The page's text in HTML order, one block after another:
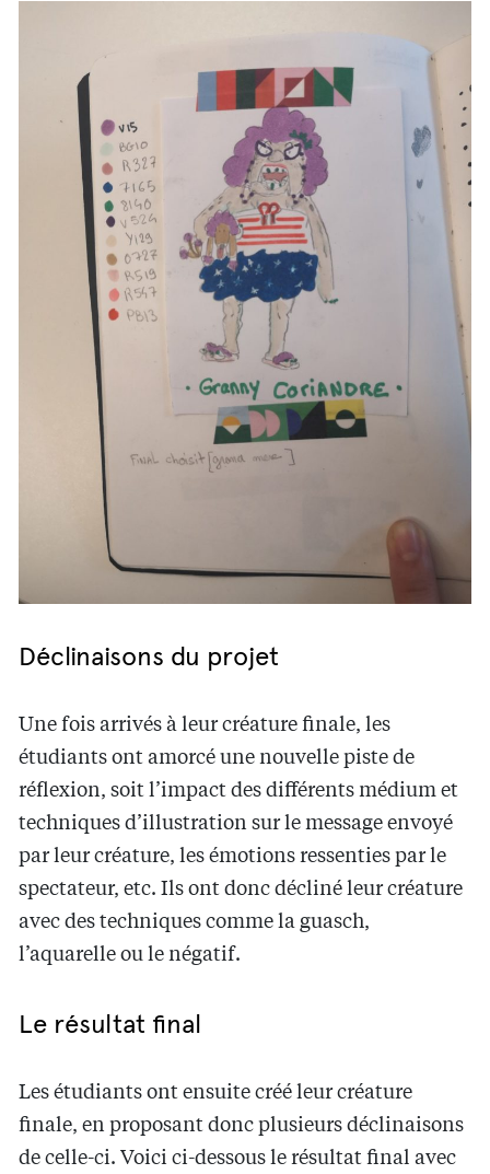
Déclinaisons du projet
Une fois arrivés à leur créature finale, les
étudiants ont amorcé une nouvelle piste de
réflexion, soit l’impact des différents médium et
techniques d’illustration sur le message envoyé
par leur créature, les émotions ressenties par le
spectateur, etc. Ils ont donc décliné leur créature
avec des techniques comme la guasch,
l’aquarelle ou le négatif.
Le résultat final
Les étudiants ont ensuite créé leur créature
finale, en proposant donc plusieurs déclinaisons
de celle-ci. Voici ci-dessous le résultat final avec